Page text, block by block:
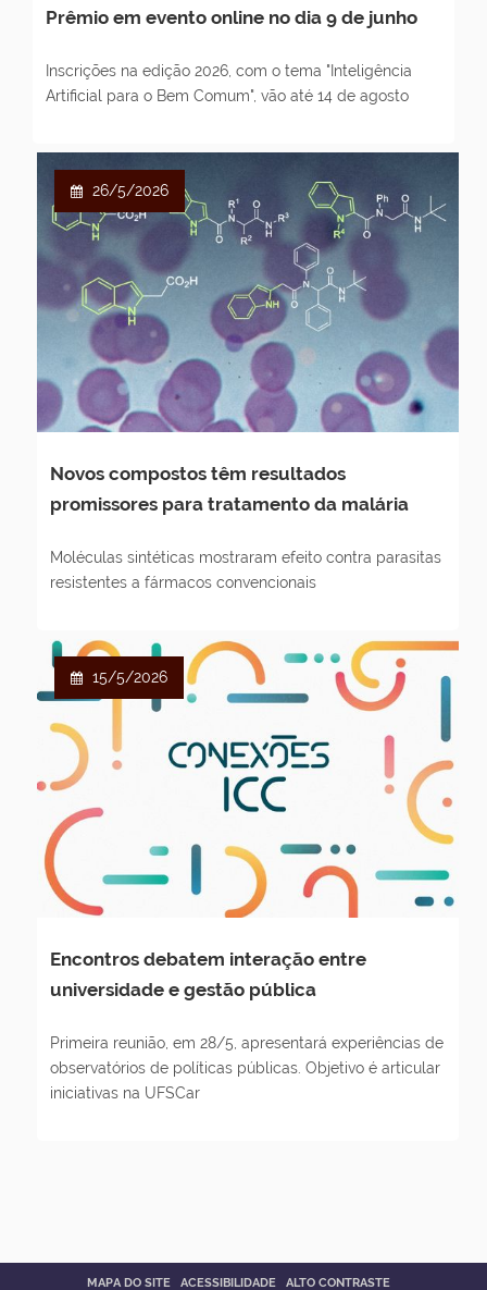
Prêmio em evento online no dia 9 de junho
Inscrições na edição 2026, com o tema "Inteligência
Artificial para o Bem Comum", vão até 14 de agosto
26/5/2026
Novos compostos têm resultados
promissores para tratamento da malária
Moléculas sintéticas mostraram efeito contra parasitas
resistentes a fármacos convencionais
15/5/2026
Encontros debatem interação entre
universidade e gestão pública
Primeira reunião, em 28/5, apresentará experiências de
observatórios de políticas públicas. Objetivo é articular
iniciativas na UFSCar
MAPA DO SITE ACESSIBILIDADE ALTO CONTRASTE